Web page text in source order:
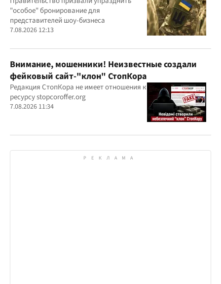
"особое" бронирование для
представителей шоу-бизнеса
7.08.2026 12:13
Внимание, мошенники! Неизвестные создали
фейковый сайт-"клон" СтопКора
Редакция СтопКора не имеет отношения к
ресурсу stopcoroffer.org
7.08.2026 11:34